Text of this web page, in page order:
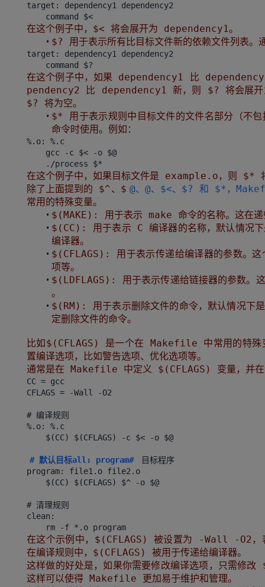
target: dependency1 dependency2
在这个例子中，$< 将会展开为 dependency1。
$? 用于表示所有比目标文件新的依赖文件列表。
target: dependency1 dependency2
在这个例子中，如果 dependency1 比
pendency2 比 dependency1 新，则 $? 将会展开
$? 将为空。
$* 用于表示规则中目标文件的文件名部分（不
命令时使用。例如：
%.o: %.c
gcc -c $< -o $@
在这个例子中，如果目标文件是 example.o，则 $*
除了上面提到的 $^、$ @、@、$<、$? 和 $*，
常用的特殊变量。
$(MAKE): 用于表示 make 命令的名称。这在
$(CC): 用于表示 C 编译器的名称，默认情况
编译器。
$(CFLAGS): 用于表示传递给编译器的参数。这
项等。
$(LDFLAGS): 用于表示传递给链接器的参数。
。
$(RM): 用于表示删除文件的命令，默认情况
定删除文件的命令。
比如$(CFLAGS) 是一个在 Makefile 中常用的特殊
置编译选项，比如警告选项、优化选项等。
通常是在 Makefile 中定义 $(CFLAGS) 变量，并在
CC = gcc
CFLAGS = -Wall -O2
# 编译规则
%.o: %.c
$(CC) $(CFLAGS) -c $< -o $@
# 默认目标all: program#
目标程序
program: file1.o file2.o
$(CC) $(CFLAGS) $^ -o $@
# 清理规则
clean:
在这个示例中，$(CFLAGS) 被设置为 -Wall -O2，
在编译规则中，$(CFLAGS) 被用于传递给编译器。
这样做的好处是，如果你需要修改编译选项，只需修
这样可以使得 Makefile 更加易于维护和管理。